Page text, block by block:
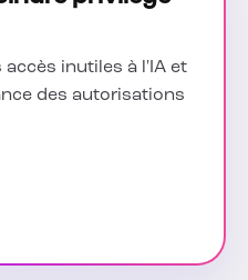
inutiles à l'IA et
des autorisations